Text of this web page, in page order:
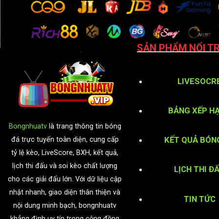
Bongnhuatvlà trang thông tin bóng
đá trực tuyến toàn diện, cung cấp
tỷ lệ kèo, LiveScore, BXH, kết quả,
lịch thi đấu và soi kèo chất lượng
cho các giải đấu lớn. Với dữ liệu cập
nhật nhanh, giao diện thân thiện và
nội dung minh bạch, bongnhuatv
SẢN PHẨM NỔI
BẢNG XẾP
KẾT QUẢ
LỊCH THI
TIN TỨC